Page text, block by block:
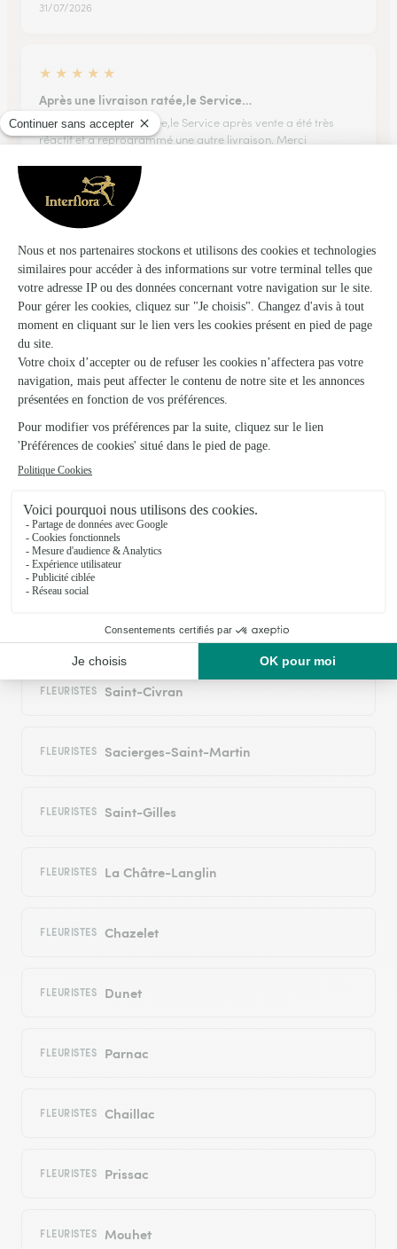
31/07/2026
★ ★ ★ ★ ★
Après une livraison ratée,le Service…
Après une livraison ratée,le Service après vente a été très
réactif et a reprogrammé une autre livraison. Merci
11/03/2026
★ ★ ★ ★ ★
Même que je me suis pris en retard le…
Même que je me suis pris en retard le jolie bouquet choisi à
étais livré à l’heure choisie. Merci à l’équipe
03/06/2026
Trustpilot Échantillon d'avis clients fourni via Trustpilot.
les avis de la marque Interflora sur Trustpilot
Livraison de fleurs à Roussines et autour :
les villes proches couvertes par le réseau
Interflora
Saint-Benoît-du-Sault
FLEURISTES Saint-Civran
FLEURISTES Sacierges-Saint-Martin
FLEURISTES Saint-Gilles
FLEURISTES La Châtre-Langlin
FLEURISTES Chazelet
FLEURISTES Dunet
FLEURISTES Parnac
FLEURISTES Chaillac
FLEURISTES Prissac
FLEURISTES Mouhet